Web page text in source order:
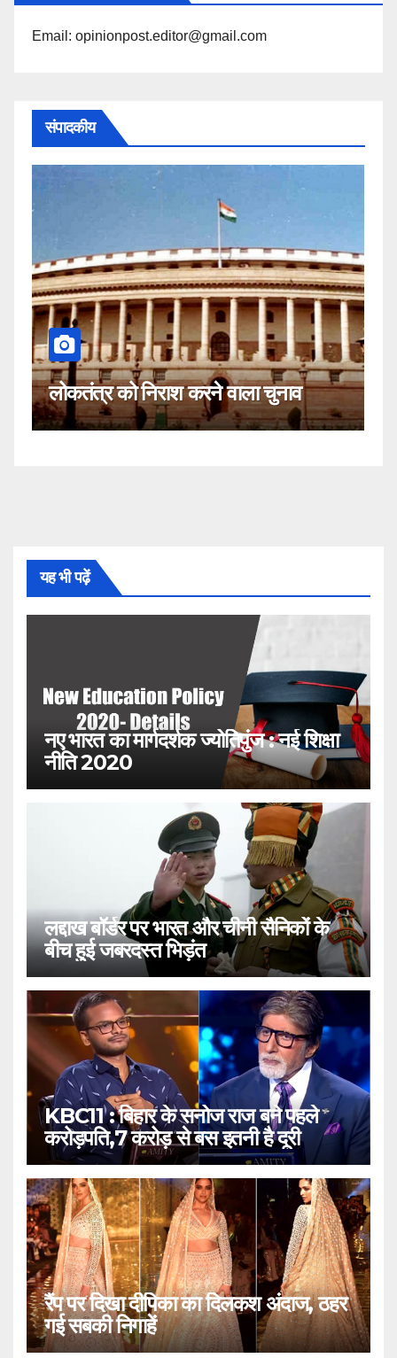
Email: opinionpost.editor@gmail.com
संपादकीय
कहीं यह सीजेआई के खिलाफ साजिश तो
नहीं!
यह भी पढ़ें
नए भारत का मार्गदर्शक ज्योतिपुंज : नई शिक्षा
नीति 2020
लद्दाख बॉर्डर पर भारत और चीनी सैनिकों के
बीच हुई जबरदस्त भिड़ंत
KBC11 : बिहार के सनोज राज बने पहले
करोड़पति,7 करोड़ से बस इतनी है दूरी
रैंप पर दिखा दीपिका का दिलकश अंदाज, ठहर
गई सबकी निगाहें